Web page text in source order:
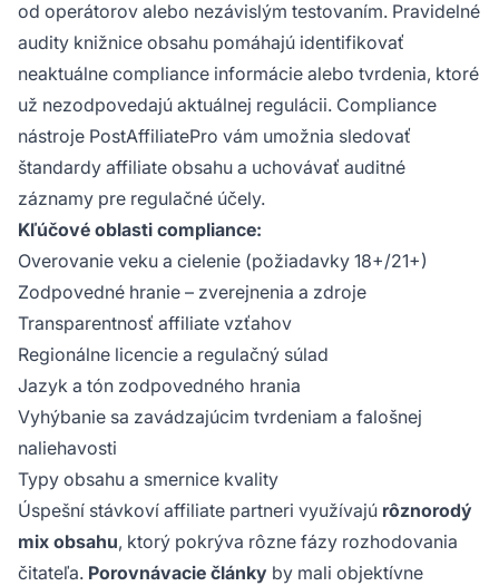
od operátorov alebo nezávislým testovaním. Pravidelné
audity knižnice obsahu pomáhajú identifikovať
neaktuálne compliance informácie alebo tvrdenia, ktoré
už nezodpovedajú aktuálnej regulácii. Compliance
nástroje PostAffiliatePro vám umožnia sledovať
štandardy affiliate obsahu a uchovávať auditné
záznamy pre regulačné účely.
Kľúčové oblasti compliance:
Overovanie veku a cielenie (požiadavky 18+/21+)
Zodpovedné hranie – zverejnenia a zdroje
Transparentnosť affiliate vzťahov
Regionálne licencie a regulačný súlad
Jazyk a tón zodpovedného hrania
Vyhýbanie sa zavádzajúcim tvrdeniam a falošnej
naliehavosti
Typy obsahu a smernice kvality
Úspešní stávkoví affiliate partneri využívajú rôznorodý
mix obsahu, ktorý pokrýva rôzne fázy rozhodovania
čitateľa. Porovnávacie články by mali objektívne